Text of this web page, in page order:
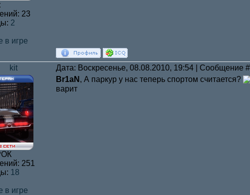
23
2
в игре
kit Дата: Воскресенье, 08.08.2010, 19:54 | Сообщение #
251
18
в игре
Br1aN , А паркур у нас теперь спортом считается?
варит